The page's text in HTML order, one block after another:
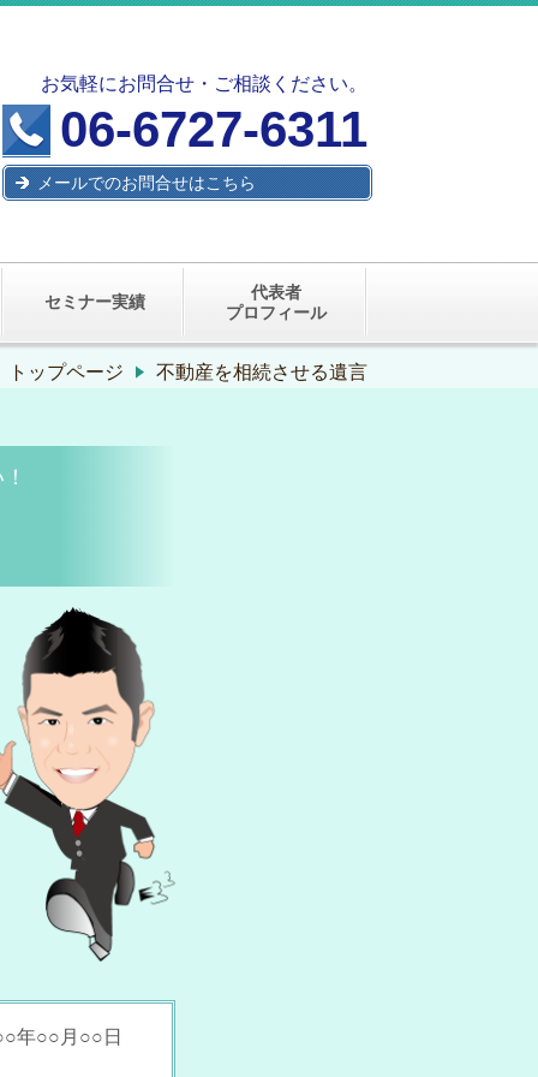
お気軽にお問合せ・ご相談ください。
06-6727-6311
メールでのお問合せはこちら
セミナー実績
代表者
プロフィール
トップページ 不動産を相続させる遺言
年○○月○○日